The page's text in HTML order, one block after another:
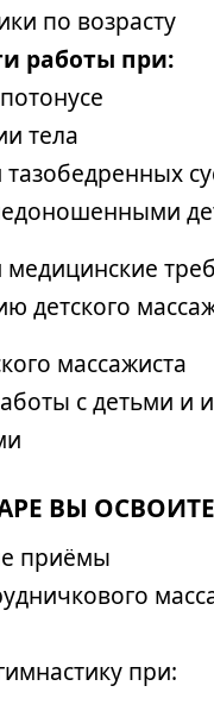
по возрасту
работы при:
тела
детского
массажиста
с детьми и
ВЫ
приёмы
при: